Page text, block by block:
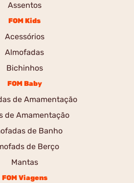
Assentos
FOM Kids
Acessórios
Almofadas
Bichinhos
FOM Baby
de Amamentação
de Amamentação
de Banho
de Berço
Mantas
FOM Viagens